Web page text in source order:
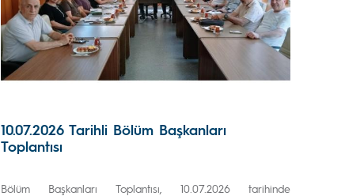
10.07.2026 Tarihli Bölüm Başkanları
Toplantısı
Bölüm Başkanları Toplantısı, 10.07.2026 tarihinde